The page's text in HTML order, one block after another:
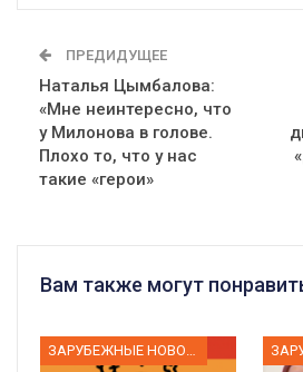
ПРЕДИДУЩЕЕ
Наталья Цымбалова:
«Мне неинтересно, что
у Милонова в голове.
Плохо то, что у нас
такие «герои»
Вам также могут
ЗАРУБЕЖНЫЕ НОВОСТИ